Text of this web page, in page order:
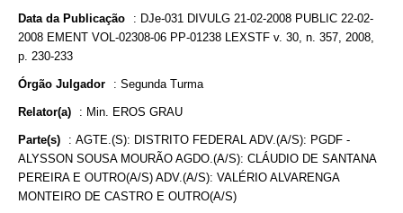
Data da Publicação : DJe-031 DIVULG 21-02-2008 PUBLIC 22-02-
2008 EMENT VOL-02308-06 PP-01238 LEXSTF v. 30, n. 357, 2008,
p. 230-233
Órgão Julgador : Segunda Turma
Relator(a) : Min. EROS GRAU
Parte(s) : AGTE.(S): DISTRITO FEDERAL ADV.(A/S): PGDF -
ALYSSON SOUSA MOURÃO AGDO.(A/S): CLÁUDIO DE SANTANA
PEREIRA E OUTRO(A/S) ADV.(A/S): VALÉRIO ALVARENGA
MONTEIRO DE CASTRO E OUTRO(A/S)